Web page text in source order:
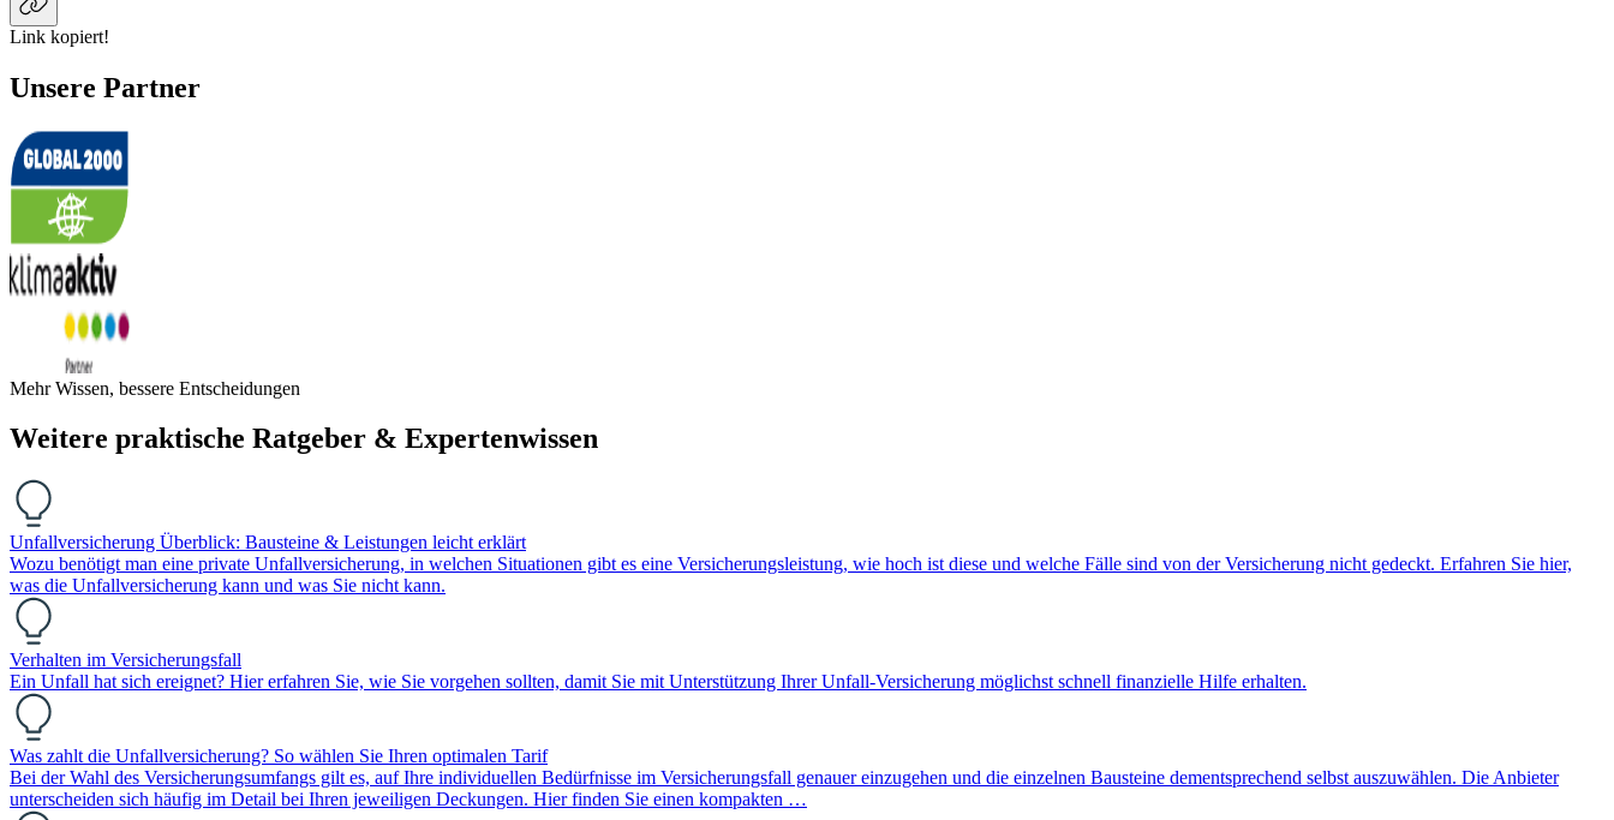
Link kopiert!
Unsere Partner
Mehr Wissen, bessere Entscheidungen
Weitere praktische Ratgeber & Expertenwissen
Unfallversicherung Überblick: Bausteine & Leistungen leicht erklärt
Wozu benötigt man eine private Unfallversicherung, in welchen Situationen gibt es eine Versicherungsleistung, wie hoch ist diese und welche Fälle sind von der Versicherung nicht gedeckt. Erfahren Sie hier,
was die Unfallversicherung kann und was Sie nicht kann.
Verhalten im Versicherungsfall
Ein Unfall hat sich ereignet? Hier erfahren Sie, wie Sie vorgehen sollten, damit Sie mit Unterstützung Ihrer Unfall-Versicherung möglichst schnell finanzielle Hilfe erhalten.
Was zahlt die Unfallversicherung? So wählen Sie Ihren optimalen Tarif
Bei der Wahl des Versicherungsumfangs gilt es, auf Ihre individuellen Bedürfnisse im Versicherungsfall genauer einzugehen und die einzelnen Bausteine dementsprechend selbst auszuwählen. Die Anbieter
unterscheiden sich häufig im Detail bei Ihren jeweiligen Deckungen. Hier finden Sie einen kompakten …